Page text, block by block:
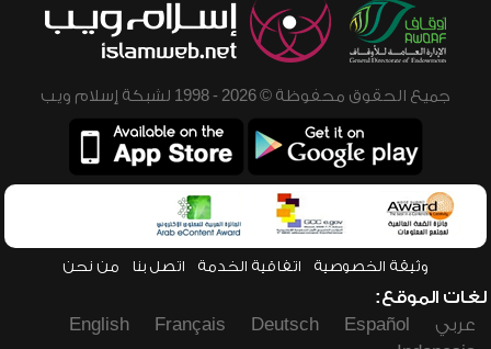
جميع الحقوق محفوظة © 2026 - 1998 لشبكة إسلام ويب
وثيقة الخصوصية اتفاقية الخدمة اتصل بنا من نحن
لغات الموقع:
عربي
Español
Deutsch
Français
English